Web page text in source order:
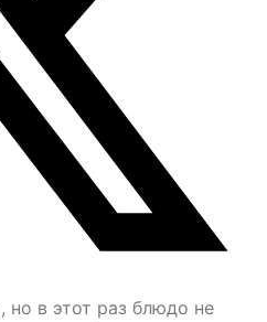
но в этот раз блюдо не